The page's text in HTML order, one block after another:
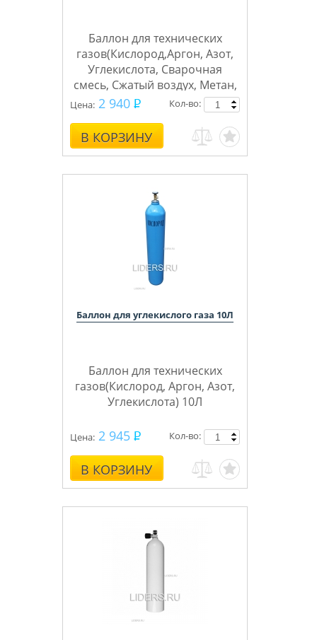
Баллон для технических
газов(Кислород,Аргон, Азот,
Углекислота, Сварочная
смесь, Сжатый воздух, Метан,
Пропан, Водород, Гелий,
Бренд баллонов ТГС
Цена: 2 940
В КОРЗИНУ
Кол-во:
Баллон для углекислого газа 10Л
Баллон для технических
газов(Кислород, Аргон, Азот,
Углекислота) 10Л
Бренд баллоновПНТ3
Цена: 2 945
В КОРЗИНУ
Кол-во: